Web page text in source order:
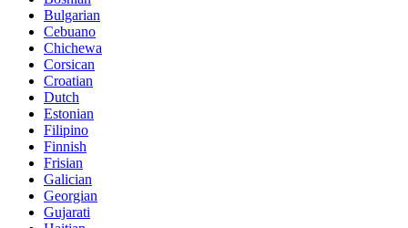
Bulgarian
Cebuano
Chichewa
Corsican
Croatian
Dutch
Estonian
Filipino
Finnish
Frisian
Galician
Georgian
Gujarati